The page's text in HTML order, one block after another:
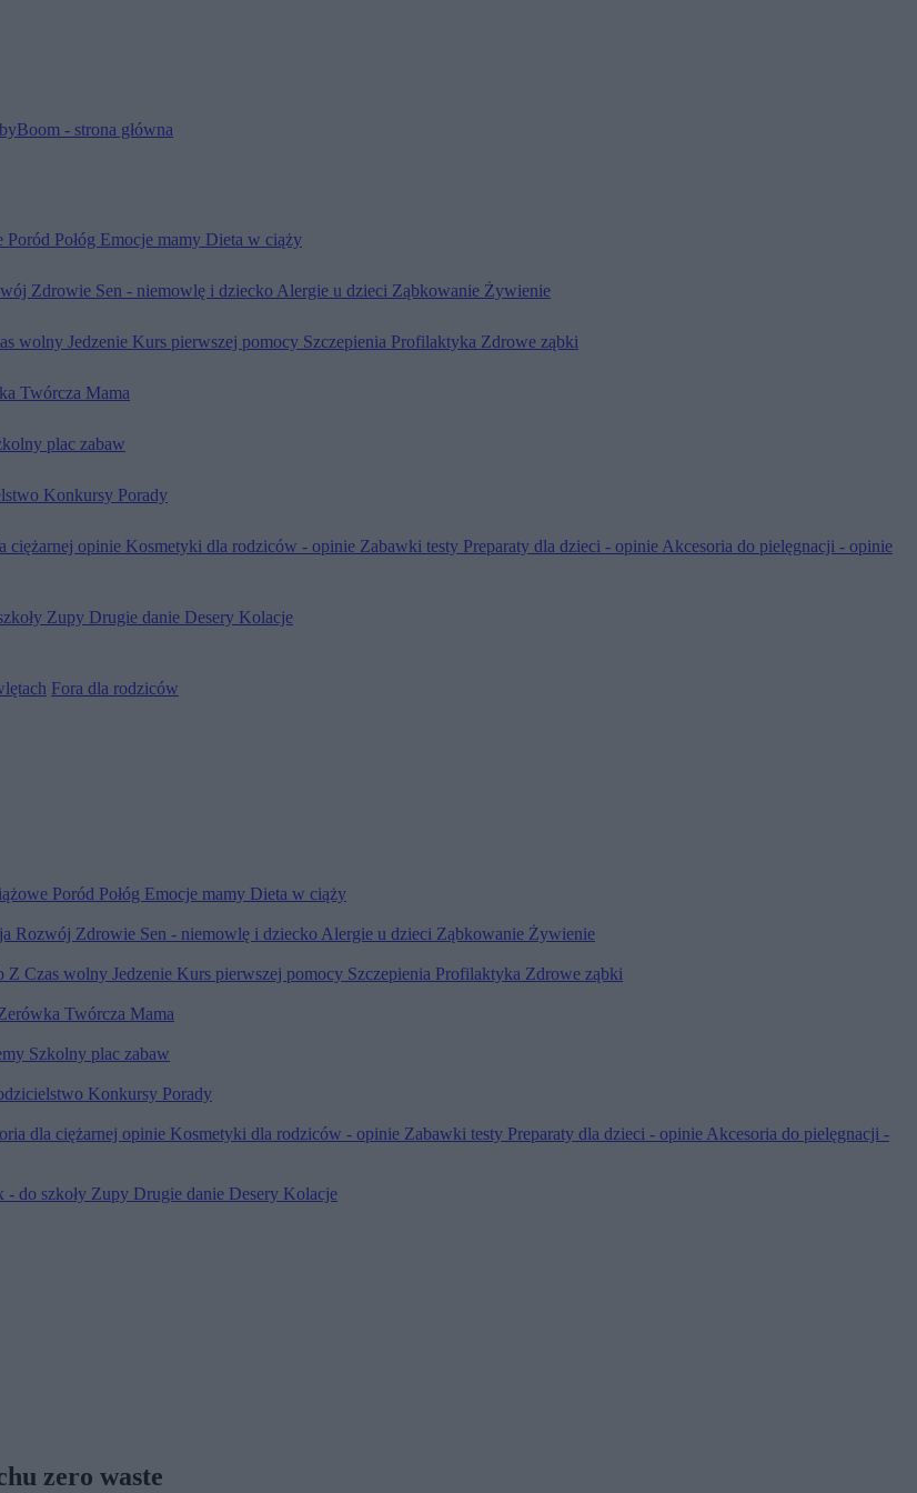
- strona główna
Poród Połóg Emocje mamy Dieta w ciąży
Zdrowie Sen - niemowlę i dziecko Alergie u dzieci Ząbkowanie Żywienie
wolny Jedzenie Kurs pierwszej pomocy Szczepienia Profilaktyka Zdrowe ząbki
Twórcza Mama
plac zabaw
Konkursy Porady
ciężarnej opinie Kosmetyki dla rodziców - opinie Zabawki testy Preparaty dla dzieci - opinie Akcesoria do pielęgnacji - opinie
Zupy Drugie danie Desery Kolacje
Fora dla rodziców
Poród Połóg Emocje mamy Dieta w ciąży
Rozwój Zdrowie Sen - niemowlę i dziecko Alergie u dzieci Ząbkowanie Żywienie
Z Czas wolny Jedzenie Kurs pierwszej pomocy Szczepienia Profilaktyka Zdrowe ząbki
Twórcza Mama
Szkolny plac zabaw
Konkursy Porady
dla ciężarnej opinie Kosmetyki dla rodziców - opinie Zabawki testy Preparaty dla dzieci - opinieAkcesoria do pielęgnacji -
- do szkoły Zupy Drugie danie Desery Kolacje
zero waste